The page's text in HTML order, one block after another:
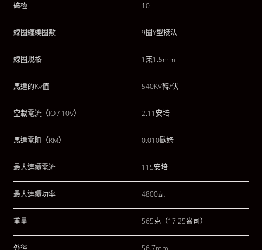
磁極 10
線圈纏繞圈數 9圈Y型接法
線圈規格 1束1.5mm
馬達的Kv值 540KV轉/伏
空載電流（IO / 10V） 2.11安培
馬達電阻（RM） 0.010歐姆
最大連續電流 115安培
最大連續功率 4800瓦
重量 565克（17.25盎司）